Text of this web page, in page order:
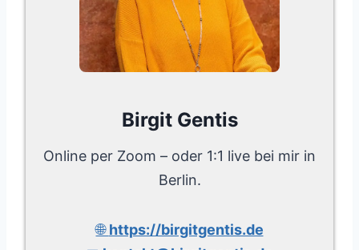
Birgit Gentis
Online per Zoom – oder 1:1 live bei mir in
Berlin.
🌐https://birgitgentis.de